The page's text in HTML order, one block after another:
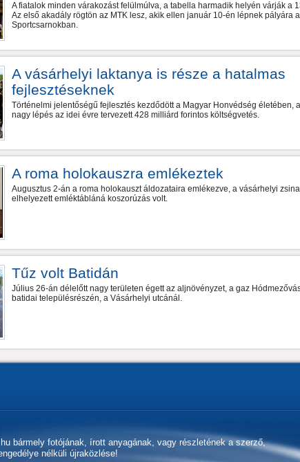
A fiatalok minden várakozást felülmúlva, a tabella harmadik helyén várják a
Az első akadály rögtön az MTK lesz, akik ellen január 10-én lépnek pályára
Sportcsarnokban.
A vásárhelyi laktanya is része a hatalmas
fejlesztéseknek
Történelmi jelentőségű fejlesztés kezdődött a Magyar Honvédség életében,
nagy lépés az idei évre tervezett 428 milliárd forintos költségvetés.
A roma holokauszra emlékeztek
Augusztus 2-án a roma holokauszt áldozataira emlékezve, a vásárhelyi
elhelyezett emléktábláná koszorúzás volt.
Tűz volt Batidán
Július 26-án délelőtt nagy területen égett az aljnövényzet, a gaz
batidai településrészén, a Vásárhelyi utcánál.
bármely fotójának, írott anyagának, vagy részletének a szerző,
nélküli újraközlése!